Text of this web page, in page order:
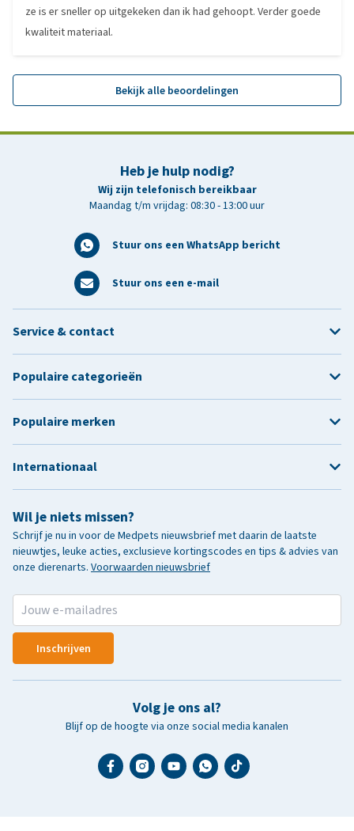
ze is er sneller op uitgekeken dan ik had gehoopt. Verder goede
kwaliteit materiaal.
Bekijk alle beoordelingen
Heb je hulp nodig?
Wij zijn telefonisch bereikbaar
Maandag t/m vrijdag: 08:30 - 13:00 uur
Stuur ons een WhatsApp bericht
Stuur ons een e-mail
Wil je niets missen?
Schrijf je nu in voor de Medpets nieuwsbrief met daarin de laatste
nieuwtjes, leuke acties, exclusieve kortingscodes en tips & advies van
onze dierenarts. Voorwaarden nieuwsbrief
Inschrijven
Volg je ons al?
Blijf op de hoogte via onze social media kanalen
Service & contact
Populaire categorieën
Populaire merken
Internationaal